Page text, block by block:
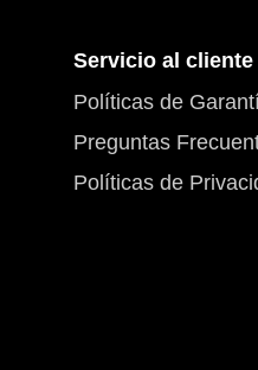
Servicio al cliente
Políticas de
Preguntas
Políticas de